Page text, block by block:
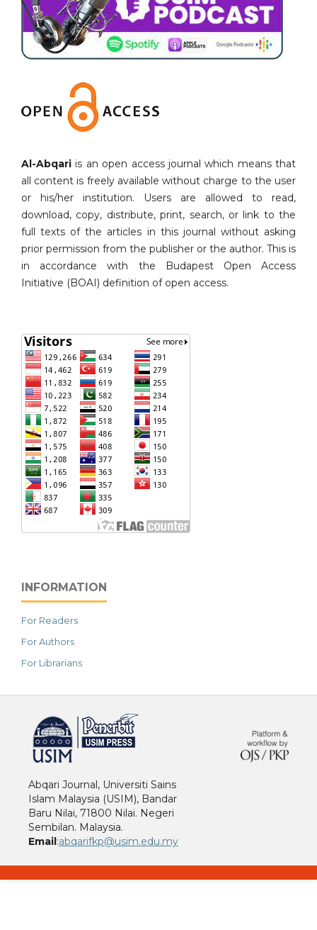
Al-Abqari is an open access journal which means that
all content is freely available without charge to the user
or his/her institution. Users are allowed to read,
download, copy, distribute, print, search, or link to the
full texts of the articles in this journal without asking
prior permission from the publisher or the author. This is
in accordance with the Budapest Open Access
Initiative (BOAI) definition of open access.
INFORMATION
For Readers
For Authors
For Librarians
Abqari Journal, Universiti Sains
Islam Malaysia (USIM), Bandar
Baru Nilai, 71800 Nilai. Negeri
Sembilan. Malaysia.
Email:abqarifkp@usim.edu.my